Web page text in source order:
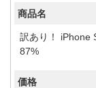
商品名
訳あり！ iPhone
87%
価格